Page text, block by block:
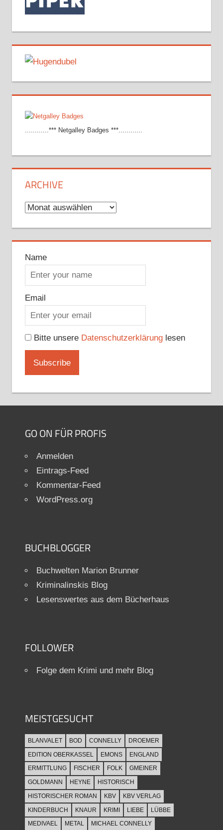
............*** Netgalley Badges ***............
ARCHIVE
Archive
Name
Email
Bitte unsere Datenschutzerklärunglesen
GO ON FÜR PROFIS
Anmelden
Eintrags-Feed
Kommentar-Feed
WordPress.org
BUCHBLOGGER
Buchwelten Marion Brunner
Kriminalinskis Blog
Lesenswertes aus dem Bücherhaus
FOLLOWER
Folge dem Krimi und mehr Blog
MEISTGESUCHT
BLANVALET BOD CONNELLY
DROEMER
EDITION OBERKASSEL
EMONS
ENGLAND
ERMITTLUNG
FISCHER FOLK
GMEINER
GOLDMANN
HEYNE
HISTORISCH
HISTORISCHER ROMAN
KBV
KBV VERLAG
KINDERBUCH
KNAUR KRIMI LIEBE
LÜBBE
MEDIVAEL
METAL MICHAEL CONNELLY